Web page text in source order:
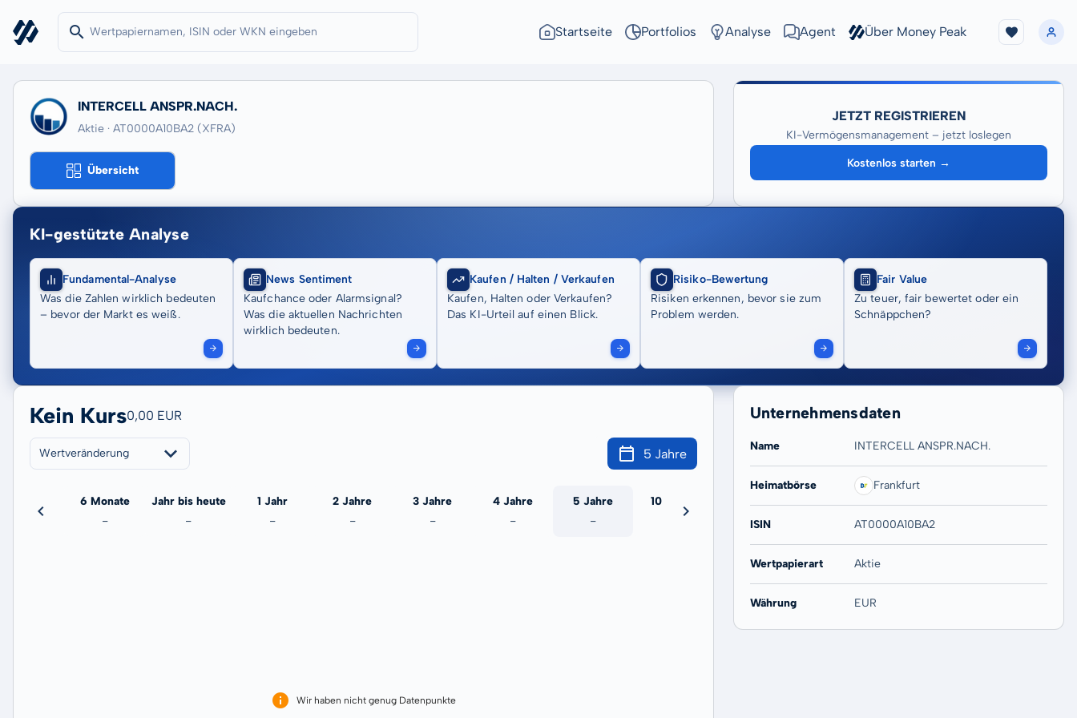
Startseite Portfolios Analyse Agent Über Money Peak
INTERCELL ANSPR.NACH.
Aktie · AT0000A10BA2 (XFRA)
Übersicht
JETZT REGISTRIEREN
KI-Vermögensmanagement – jetzt loslegen
Kostenlos starten →
KI-gestützte Analyse
Fundamental-Analyse
Was die Zahlen wirklich bedeuten
– bevor der Markt es weiß.
News Sentiment
Kaufchance oder Alarmsignal?
Was die aktuellen Nachrichten
wirklich bedeuten.
Kaufen / Halten / Verkaufen
Kaufen, Halten oder Verkaufen?
Das KI-Urteil auf einen Blick.
Risiko-Bewertung
Risiken erkennen, bevor sie zum
Problem werden.
Fair Value
Zu teuer, fair bewertet oder ein
Schnäppchen?
Kein Kurs0,00 EUR
Wertveränderung 5 Jahre
6 Monate
-
Jahr bis heute
-
1 Jahr
-
2 Jahre
-
3 Jahre
-
4 Jahre
-
5 Jahre
-
10 Jahre
-
Wir haben nicht genug Datenpunkte
Unternehmensdaten
Name INTERCELL ANSPR.NACH.
Heimatbörse Frankfurt
ISIN AT0000A10BA2
Wertpapierart Aktie
Währung EUR